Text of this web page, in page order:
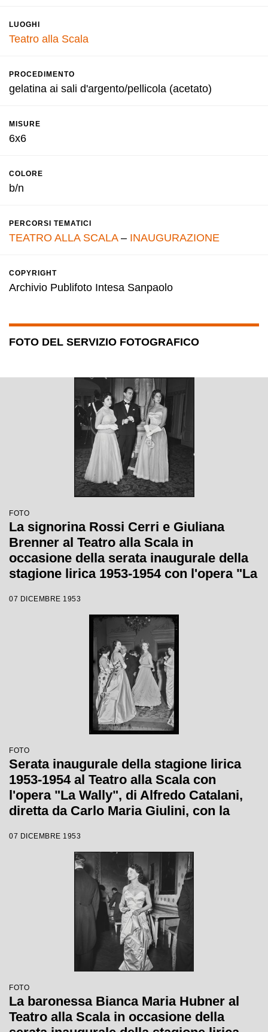
LUOGHI
Teatro alla Scala
PROCEDIMENTO
gelatina ai sali d'argento/pellicola (acetato)
MISURE
6x6
COLORE
b/n
PERCORSI TEMATICI
TEATRO ALLA SCALA– INAUGURAZIONE
COPYRIGHT
Archivio Publifoto Intesa Sanpaolo
FOTO DEL SERVIZIO FOTOGRAFICO
FOTO
La signorina Rossi Cerri e Giuliana
Brenner al Teatro alla Scala in
occasione della serata inaugurale della
stagione lirica 1953-1954 con l'opera "La
Carlo Maria Giulini, con la regia di
Tatiana Pavlova
07 DICEMBRE 1953
FOTO
Serata inaugurale della stagione lirica
1953-1954 al Teatro alla Scala con
l'opera "La Wally", di Alfredo Catalani,
diretta da Carlo Maria Giulini, con la
07 DICEMBRE 1953
FOTO
La baronessa Bianca Maria Hubner al
Teatro alla Scala in occasione della